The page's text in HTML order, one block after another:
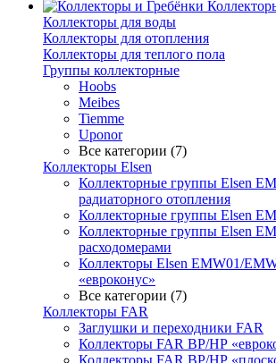
Коллекторы для воды
Коллекторы для отопления
Коллекторы для теплого пола
Группы коллекторные
Hoobs
Meibes
Tiemme
Uponor
Все категории (7)
Коллекторы Elsen
Коллекторные группы Elsen
радиаторного отопления
Коллекторные группы Elsen
Коллекторные группы Elsen
расходомерами
Коллекторы Elsen EMW01/
«евроконус»
Все категории (7)
Коллекторы FAR
Заглушки и переходники FAR
Коллекторы FAR ВР/НР
Коллекторы FAR ВР/НР